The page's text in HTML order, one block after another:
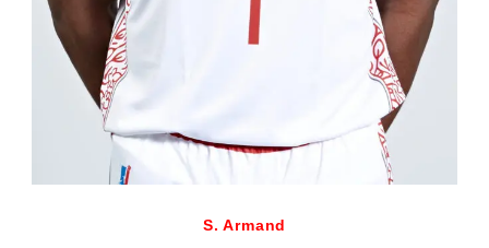
S. Armand